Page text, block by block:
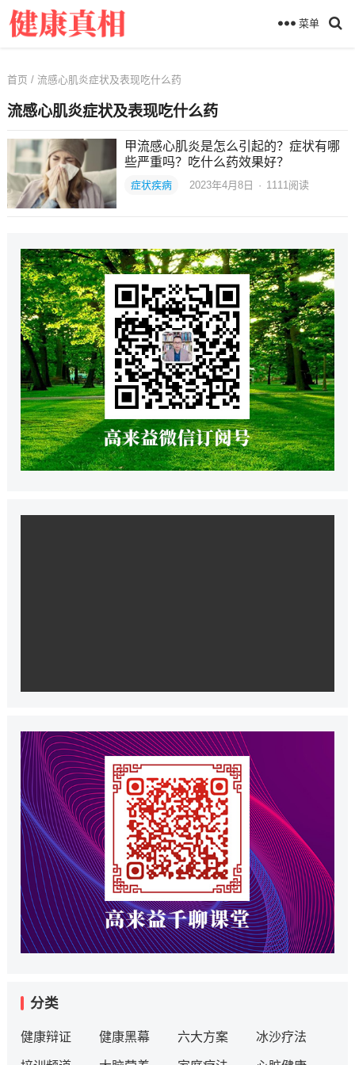
菜单
首页 / 流感心肌炎症状及表现吃什么药
流感心肌炎症状及表现吃什么药
甲流感心肌炎是怎么引起的？症状有哪
些严重吗？吃什么药效果好？
症状疾病 2023年4月8日 · 1111 阅读
分类
健康辩证 健康黑幕 六大方案 冰沙疗法